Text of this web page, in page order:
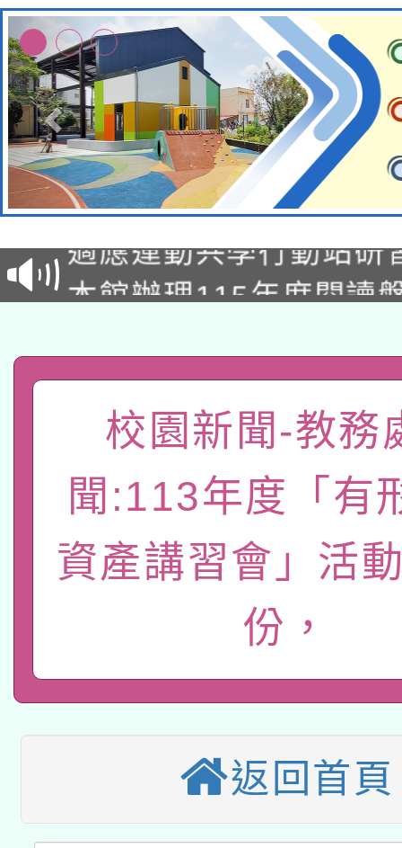
本校115學年度第2次
招甄選結果公告(無人
招)
本館辦理115年度閱讀
礎課程
A3數位素養講師名單
「數位內容與教學軟
有關大陸委員會函釋公
薪期間赴陸應申請許可
轉知經濟部水利署委託
業技術研究院辦理「
用水績優單位及節水達
115年8月22日(星期六
桃園市孔廟祈福系列
開 智慧啟航」
本校115學年度第2次
招甄選結果公告(無人
招)
適應運動共學行動站研
本館辦理115年度閱讀
暨閱讀推動專業研習
科技賦能─人工智慧
礎課程
A3數位素養講師名單
校園新聞-教務
聞:113年度「有
資產講習會」活
份，
返回首頁